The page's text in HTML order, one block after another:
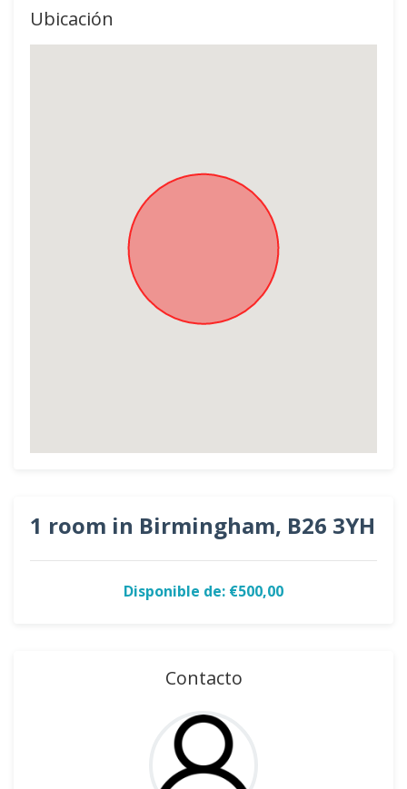
Ubicación
1 room in Birmingham, B26 3YH
Disponible de: €500,00
Contacto